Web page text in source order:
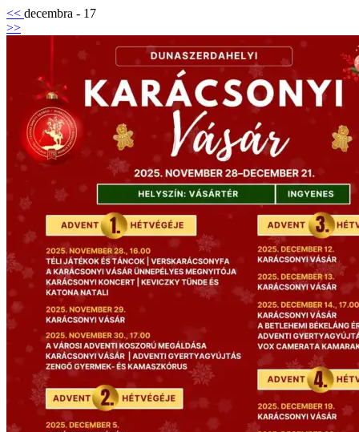
<< decembra - 17
>>